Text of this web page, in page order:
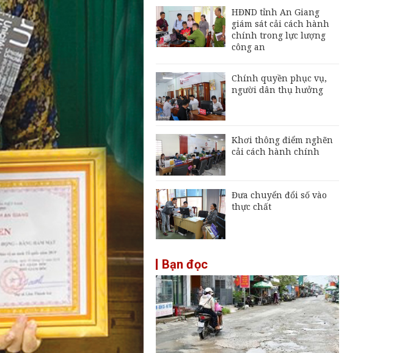
trễ sẽ thu hồi dự án
HĐND tỉnh An Giang
giám sát cải cách hành
chính trong lực lượng
công an
Chính quyền phục vụ,
người dân thụ hưởng
Khơi thông điểm nghẽn
cải cách hành chính
Đưa chuyển đổi số vào
thực chất
Bạn đọc